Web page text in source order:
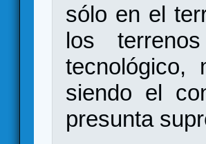
sólo en el
los
tecnológico,
siendo el
presunta